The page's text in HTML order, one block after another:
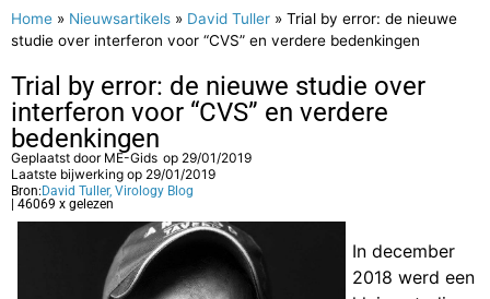
Home » Nieuwsartikels » David Tuller » Trial by error: de nieuwe
studie over interferon voor “CVS” en verdere bedenkingen
Trial by error: de nieuwe studie over
interferon voor “CVS” en verdere
bedenkingen
Geplaatst door ME-Gids op 29/01/2019
Laatste bijwerking op 29/01/2019
Bron: David Tuller, Virology Blog
| 46069 x gelezen
In december
2018 werd een